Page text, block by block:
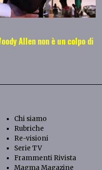
Allen non è un colpo di
Chi siamo
Rubriche
Re-visioni
Serie TV
Frammenti Rivista
Magma Magazine